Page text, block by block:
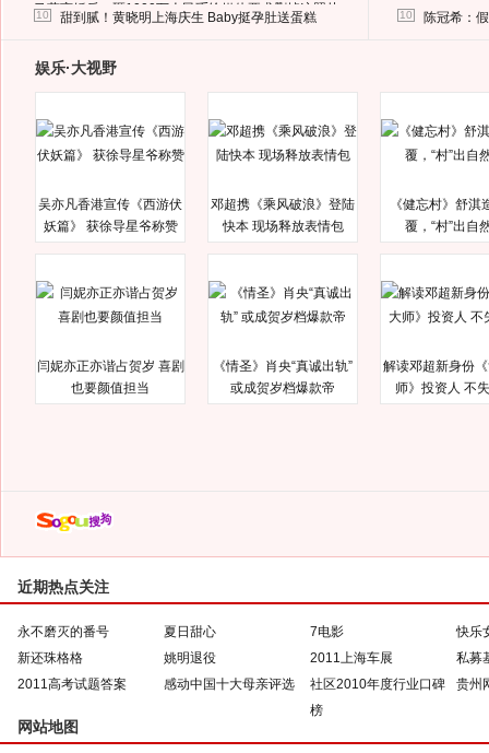
马蓉离婚后，砸1000万人民币给媒体要求删掉这照片
10 甜到腻！黄晓明上海庆生 Baby挺孕肚送蛋糕 10 陈冠希：
娱乐·大视野
吴亦凡香港宣传《西游伏
妖篇》 获徐导星爷称赞
邓超携《乘风破浪》登陆
快本 现场释放表情包
《健忘村》舒淇
覆，“村”出自
闫妮亦正亦谐占贺岁 喜剧
也要颜值担当
《情圣》肖央“真诚出轨”
或成贺岁档爆款帝
解读邓超新身份
师》投资人 不
近期热点关注
永不磨灭的番号 夏日甜心 7电影
快乐
新还珠格格
姚明退役 2011上海车展
私募
2011高考试题答案
感动中国十大母亲评选
社区2010年度行业口碑
榜
贵州
网站地图